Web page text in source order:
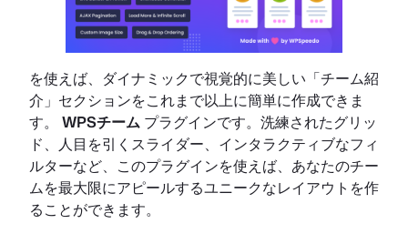
を使えば、ダイナミックで視覚的に美しい「チーム紹
介」セクションをこれまで以上に簡単に作成できま
す。 WPSチーム プラグインです。洗練されたグリッ
ド、人目を引くスライダー、インタラクティブなフィ
ルターなど、このプラグインを使えば、あなたのチー
ムを最大限にアピールするユニークなレイアウトを作
ることができます。